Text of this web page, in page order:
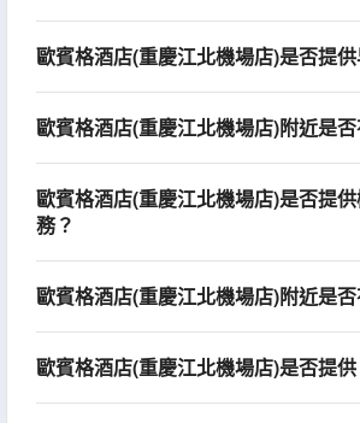
歐賓格酒店(重慶江北機場店)是否提供
歐賓格酒店(重慶江北機場店)附近是否
歐賓格酒店(重慶江北機場店)是否提
務？
歐賓格酒店(重慶江北機場店)附近是
歐賓格酒店(重慶江北機場店)是否提供